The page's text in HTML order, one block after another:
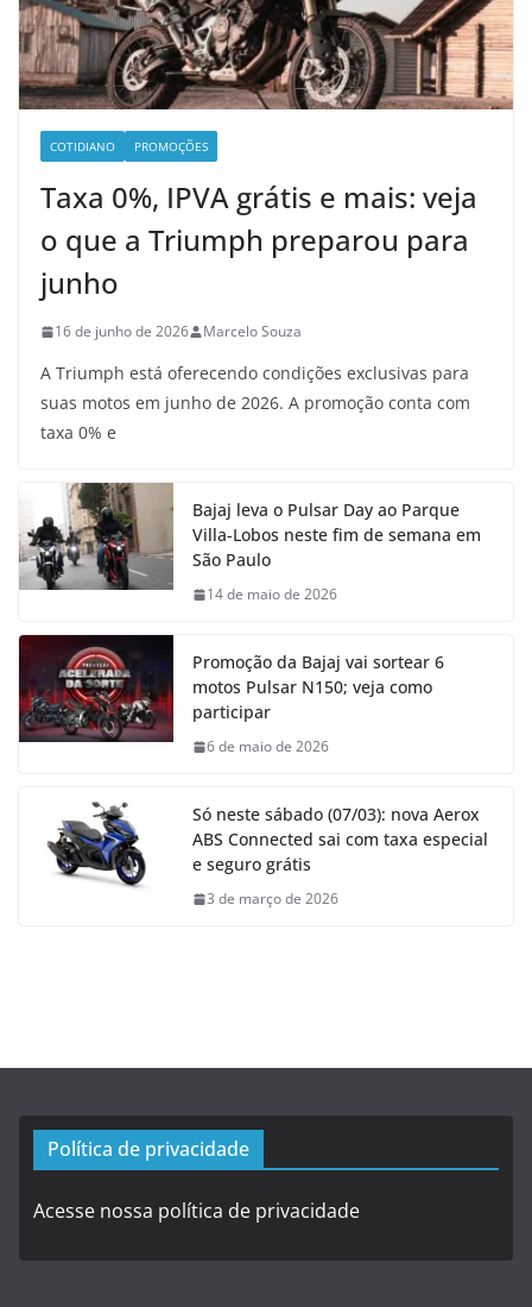
COTIDIANO PROMOÇÕES
Taxa 0%, IPVA grátis e mais: veja
o que a Triumph preparou para
junho
16 de junho de 2026 Marcelo Souza
A Triumph está oferecendo condições exclusivas para
suas motos em junho de 2026. A promoção conta com
taxa 0% e
Bajaj leva o Pulsar Day ao Parque
Villa-Lobos neste fim de semana em
São Paulo
14 de maio de 2026
Promoção da Bajaj vai sortear 6
motos Pulsar N150; veja como
participar
6 de maio de 2026
Só neste sábado (07/03): nova Aerox
ABS Connected sai com taxa especial
e seguro grátis
3 de março de 2026
Política de privacidade
Acesse nossa política de privacidade